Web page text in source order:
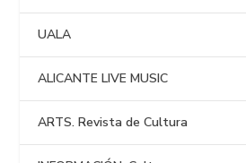
UALA
ALICANTE LIVE MUSIC
ARTS. Revista de Cultura